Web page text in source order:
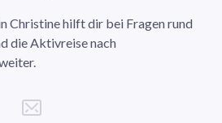
Christine hilft dir bei Fragen rund
die Aktivreise nach